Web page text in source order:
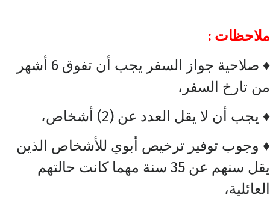
ملاحظات :
♦
صلاحية جواز السفر يجب أن تفوق 6 أشهر
من تارخ السفر،
♦ يجب أن لا يقل العدد عن (2) أشخاص،
♦ وجوب توفير ترخيص أبوي للأشخاص الذين
يقل سنهم عن 35 سنة مهما كانت حالتهم
العائلية،